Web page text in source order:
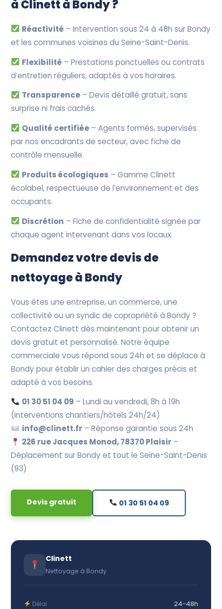
à Clinett à Bondy ?
Réactivité – Intervention sous 24 à 48h sur Bondy
et les communes voisines du Seine-Saint-Denis.
Flexibilité – Prestations ponctuelles ou contrats
d’entretien réguliers, adaptés à vos horaires.
Transparence– Devis détaillé gratuit, sans
surprise ni frais cachés.
Qualité certifiée– Agents formés, supervisés
par nos encadrants de secteur, avec fiche de
contrôle mensuelle.
Produits écologiques – Gamme Clinett
écolabel, respectueuse de l’environnement et des
occupants.
Discrétion – Fiche de confidentialité signée par
chaque agent intervenant dans vos locaux.
Demandez votre devis de
nettoyage à Bondy
Vous êtes une entreprise, un commerce, une
collectivité ou un syndic de copropriété à Bondy ?
Contactez Clinett dès maintenant pour obtenir un
devis gratuit et personnalisé. Notre équipe
commerciale vous répond sous 24h et se déplace à
Bondy pour établir un cahier des charges précis et
adapté à vos besoins.
01 30 51 04 09 – Lundi au vendredi, 8h à 19h
(interventions chantiers/hôtels 24h/24)
info@clinett.fr– Réponse garantie sous 24h
226 rue Jacques Monod, 78370 Plaisir–
Déplacement sur Bondy et tout le Seine-Saint-Denis
(93)
Devis gratuit 01 30 51 04 09
Clinett
Nettoyage à Bondy
Délai 24-48h